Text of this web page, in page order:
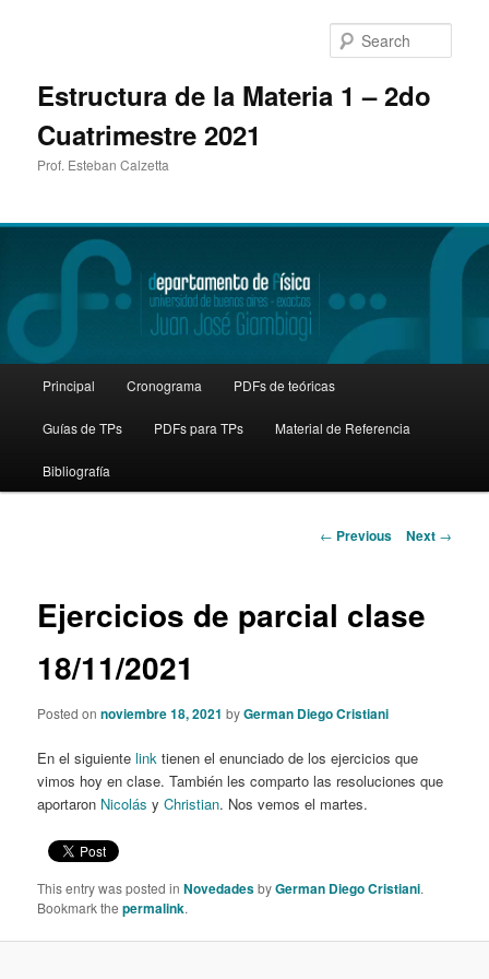
Estructura de la Materia 1 – 2do
Cuatrimestre 2021
Prof. Esteban Calzetta
Skip
to
primary
Principal Cronograma PDFs de teóricas
Guías de TPs PDFs para TPs Material de Referencia
Bibliografía
Post
← Previous Next →
Ejercicios de parcial clase
18/11/2021
Posted onnoviembre 18, 2021 byGerman Diego Cristiani
En el siguientelink tienen el enunciado de los ejercicios que
vimos hoy en clase. También les comparto las resoluciones que
aportaron Nicolás yChristian. Nos vemos el martes.
This entry was posted inNovedadesbyGerman Diego Cristiani.
Bookmark thepermalink.